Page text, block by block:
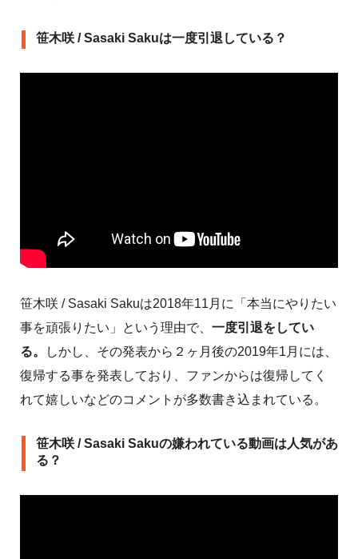
笹木咲 / Sasaki Sakuは一度引退している？
笹木咲 / Sasaki Sakuは2018年11月に「本当にやりたい
事を頑張りたい」という理由で、 一度引退をしてい
る。
しかし、その発表から２ヶ月後の2019年1月には、
復帰する事を発表しており、ファンからは復帰してく
れて嬉しいなどのコメントが多数書き込まれている。
笹木咲 / Sasaki Sakuの嫌われている動画は人気があ
る？